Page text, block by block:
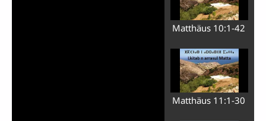
Matthäus 10:1-42
Matthäus 11:1-30